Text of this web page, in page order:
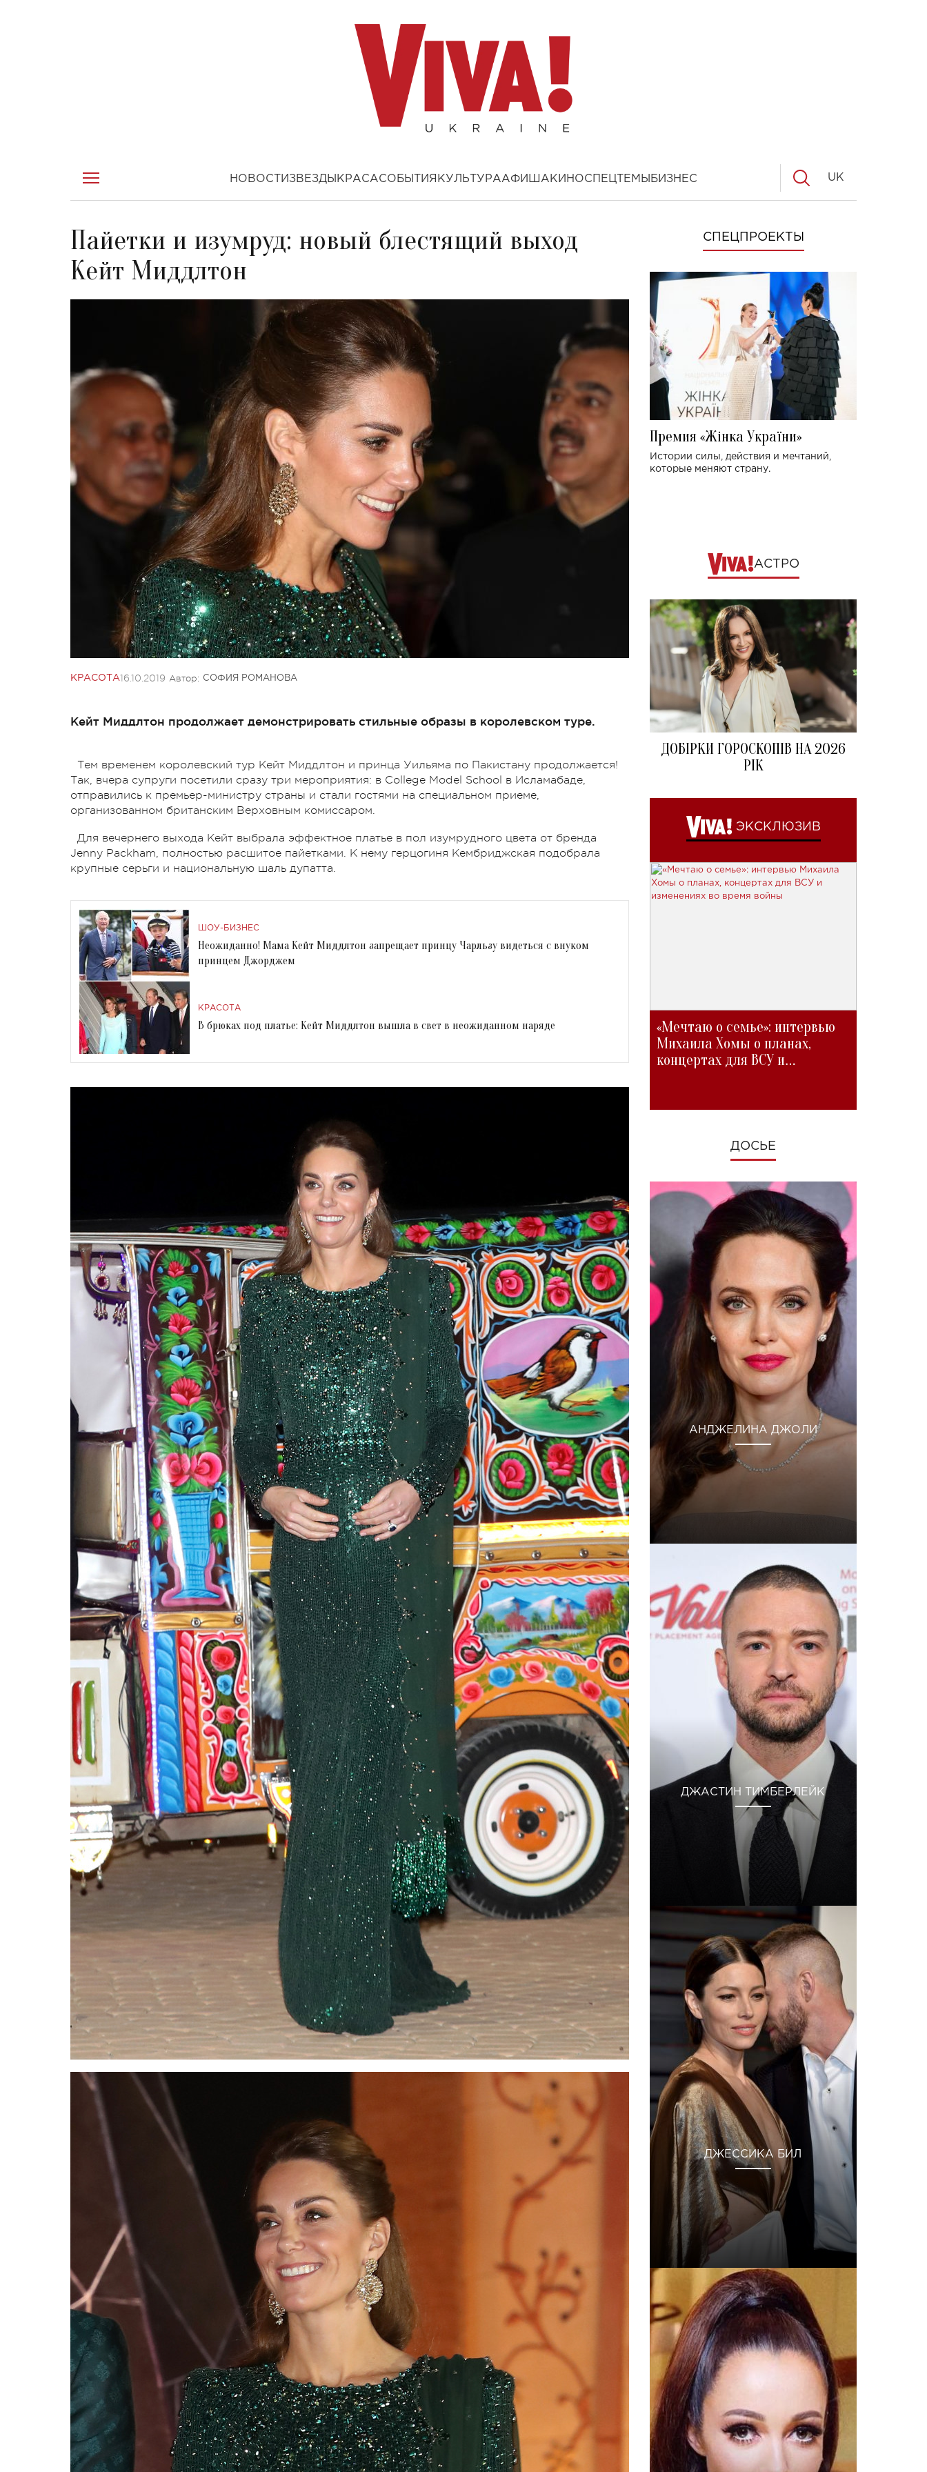
НОВОСТИ ЗВЕЗДЫ КРАСАСОБЫТИЯ КУЛЬТУРААФИША КИНОСПЕЦТЕМЫ БИЗНЕС UK
Пайетки и изумруд: новый блестящий выход
Кейт Миддлтон
КРАСОТА16.10.2019 Автор: СОФИЯ РОМАНОВА
Кейт Миддлтон продолжает демонстрировать стильные образы в королевском туре.
Тем временем королевский тур Кейт Миддлтон и принца Уильяма по Пакистану продолжается!
Так, вчера супруги посетили сразу три мероприятия: в College Model School в Исламабаде,
отправились к премьер-министру страны и стали гостями на специальном приеме,
организованном британским Верховным комиссаром.
Для вечернего выхода Кейт выбрала эффектное платье в пол изумрудного цвета от бренда
Jenny Packham, полностью расшитое пайетками. К нему герцогиня Кембриджская подобрала
крупные серьги и национальную шаль дупатта.
ШОУ-БИЗНЕС
Неожиданно! Мама Кейт Миддлтон запрещает принцу Чарльзу видеться с внуком
принцем Джорджем
КРАСОТА
В брюках под платье: Кейт Миддлтон вышла в свет в неожиданном наряде
СПЕЦПРОЕКТЫ
Премия «Жінка України»
Истории силы, действия и мечтаний,
которые меняют страну.
АСТРО
ДОБІРКИ ГОРОСКОПІВ НА 2026
РІК
ЭКСКЛЮЗИВ
«Мечтаю о семье»: интервью
Михаила Хомы о планах,
концертах для ВСУ и
ДОСЬЕ
АНДЖЕЛИНА ДЖОЛИ
ДЖАСТИН ТИМБЕРЛЕЙК
ДЖЕССИКА БИЛ